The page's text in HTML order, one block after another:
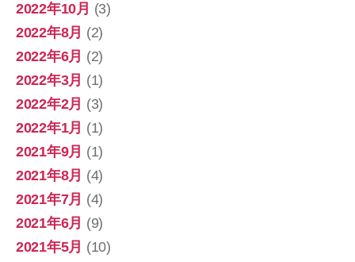
2022年10月 (3)
2022年8月 (2)
2022年6月 (2)
2022年3月 (1)
2022年2月 (3)
2022年1月 (1)
2021年9月 (1)
2021年8月 (4)
2021年7月 (4)
2021年6月 (9)
2021年5月 (10)